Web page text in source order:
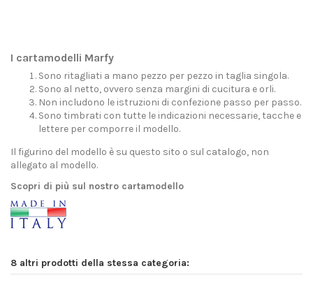
I cartamodelli Marfy
Sono ritagliati a mano pezzo per pezzo in taglia singola.
Sono al netto, ovvero senza margini di cucitura e orli.
Non includono le istruzioni di confezione passo per passo.
Sono timbrati con tutte le indicazioni necessarie, tacche e
lettere per comporre il modello.
Il figurino del modello è su questo sito o sul catalogo, non
allegato al modello.
Scopri di più sul nostro cartamodello
8 altri prodotti della stessa categoria: